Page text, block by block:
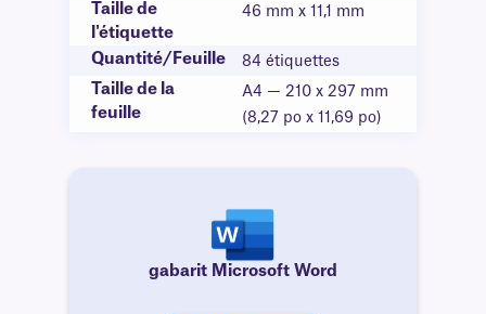
Taille de
l'étiquette
46 mm x 11,1 mm
Quantité/Feuille 84 étiquettes
Taille de la
feuille
A4 — 210 x 297 mm
(8,27 po x 11,69 po)
gabarit Microsoft Word